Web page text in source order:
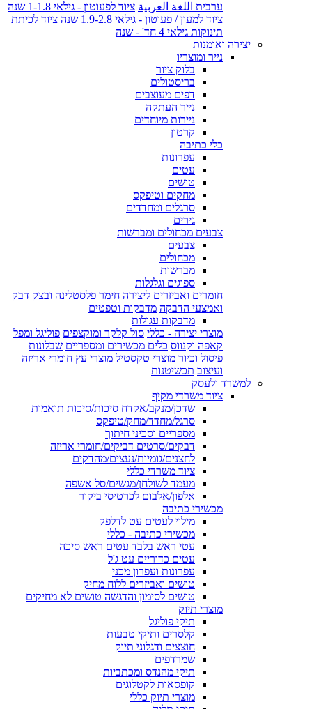
ערבית اللغة العربية ציוד לפעוטון - גילאי 1-1.8 שנה
ציוד למעון / פעוטון - גילאי 1.9-2.8 שנה
ציוד לכיתת
תינוקות גילאי 4 חד' - שנה
יצירה ואומנות
נייר ומוצריו
בלוק ציור
בריסטולים
דפים מעוצבים
נייר העתקה
ניירות מיוחדים
קרטון
כלי כתיבה
עפרונות
עטים
טושים
מחקים וטיפקס
סרגלים ומחדדים
גירים
צבעים מכחולים ומברשות
צבעים
מכחולים
מברשות
ספוגים וגלגלות
חומרים ואביזרים ליצירה חימר פלסטלינה ובצק דבק
ואמצעי הדבקה מדבקות וטפטים
מדבקות עגולות
מוצרי יצירה - כללי סול קלקר ומוקצפים פוליגל ומפל
קאפה וקנווס כלים מכשירים ומספריים שבלונות
פיסול וכיור מוצרי טקסטיל מוצרי עץ חומרי אריזה
ועיצוב תכשיטנות
למשרד ולעסק
ציוד משרדי מקיף
שדכן/מנקב/אקדח סיכות/סיכות תואמות
סרגל/מחדד/מחק/טיפקס
מספריים וסכיני חיתוך
דבקים/סרטים דביקים/חומרי אריזה
לחצנים/גומיות/נעצים/מהדקים
ציוד משרדי כללי
מעמד לשולחן/מגשים/סל אשפה
אלפון/אלבום לכרטיסי ביקור
מכשירי כתיבה
מילוי לעטים עט לדלפק
מכשירי כתיבה - כללי
עטי ראש בלבד עטים ראש סיכה
עטים כדוריים עט ג'ל
עפרונות ועפרון מכני
טושים ואביזרים ללוח מחיק
טושים לסימון והדגשה טושים לא מחיקים
מוצרי תיוק
תיקי פוליגל
קלסרים ותיקי טבעות
חוצצים ודגלוני תיוק
שמרדפים
תיקי מהנדס ומכתביות
קופסאות לקטלוגים
מוצרי תיוק כללי